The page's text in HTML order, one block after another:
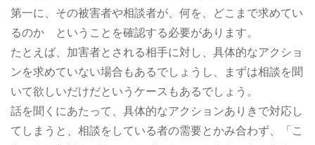
第一に、その被害者や相談者が、何を、どこまで求めてい
るのか ということを確認する必要があります。
たとえば、加害者とされる相手に対し、具体的なアクショ
ンを求めていない場合もあるでしょうし、まずは相談を聞
いて欲しいだけだというケースもあるでしょう。
話を聞くにあたって、具体的なアクションありきで対応し
てしまうと、相談をしている者の需要とかみ合わず、「こ